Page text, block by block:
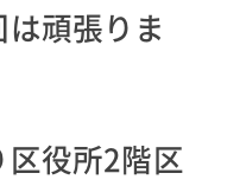
頑張りま
役所2階区